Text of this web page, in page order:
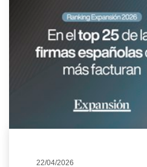
22/04/2026